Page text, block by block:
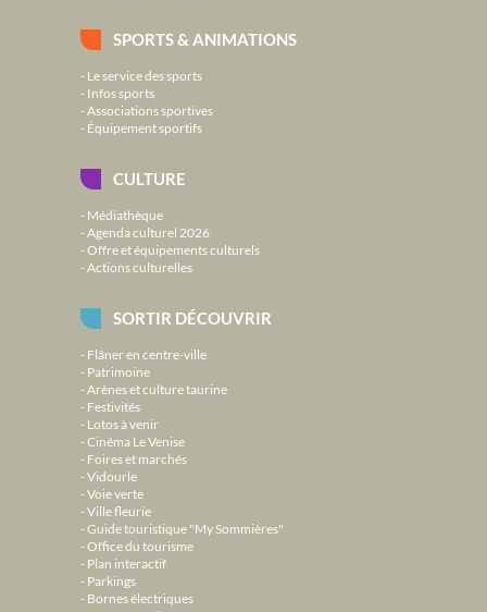
SPORTS & ANIMATIONS
Le service des sports
Infos sports
Associations sportives
Équipement sportifs
CULTURE
Médiathèque
Agenda culturel 2026
Offre et équipements culturels
Actions culturelles
SORTIR DÉCOUVRIR
Flâner en centre-ville
Patrimoine
Arènes et culture taurine
Festivités
Lotos à venir
Cinéma Le Venise
Foires et marchés
Vidourle
Voie verte
Ville fleurie
Guide touristique "My Sommières"
Office du tourisme
Plan interactif
Parkings
Bornes électriques